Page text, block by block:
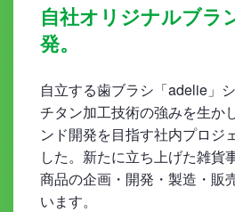
自社オリジナルブラ
発。
自立する歯ブラシ「adelie」
チタン加工技術の強みを生か
ンド開発を目指す社内プロジ
した。新たに立ち上げた雑貨
商品の企画・開発・製造・販
います。